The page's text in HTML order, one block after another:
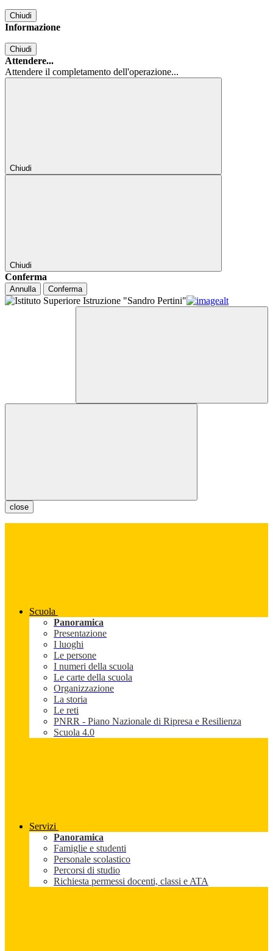
Chiudi
Informazione
Chiudi
Attendere...
Attendere il completamento dell'operazione...
Chiudi
Chiudi
Conferma
Annulla Conferma
close
Scuola
Panoramica
Presentazione
I luoghi
Le persone
I numeri della scuola
Le carte della scuola
Organizzazione
La storia
Le reti
PNRR - Piano Nazionale di Ripresa e Resilienza
Scuola 4.0
Servizi
Panoramica
Famiglie e studenti
Personale scolastico
Percorsi di studio
Richiesta permessi docenti, classi e ATA